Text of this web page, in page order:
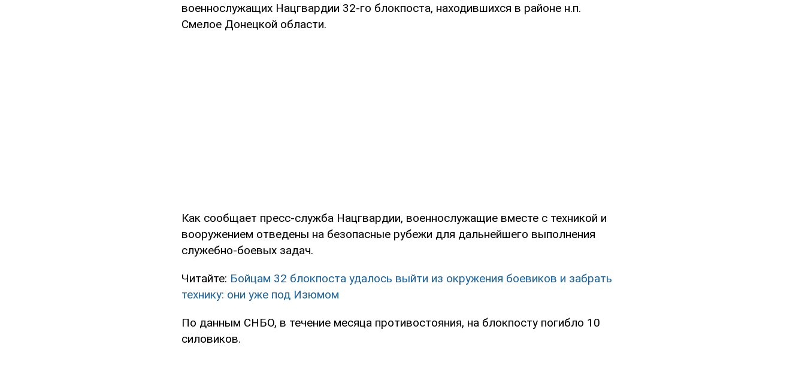
военнослужащих Нацгвардии 32-го блокпоста, находившихся в районе н.п.
Смелое Донецкой области.
Как сообщает пресс-служба Нацгвардии, военнослужащие вместе с техникой и
вооружением отведены на безопасные рубежи для дальнейшего выполнения
служебно-боевых задач.
Читайте: Бойцам 32 блокпоста удалось выйти из окружения боевиков и забрать
технику: они уже под Изюмом
По данным СНБО, в течение месяца противостояния, на блокпосту погибло 10
силовиков.